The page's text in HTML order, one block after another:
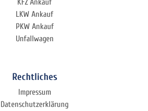
LKW Ankauf
PKW Ankauf
Unfallwagen
Rechtliches
Impressum
Datenschutzerklärung